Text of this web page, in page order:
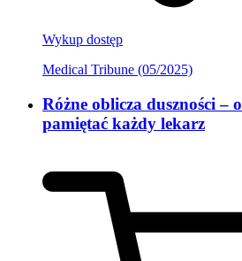
Wykup dostęp
Medical Tribune (05/2025)
Różne oblicza duszności –
pamiętać każdy lekarz